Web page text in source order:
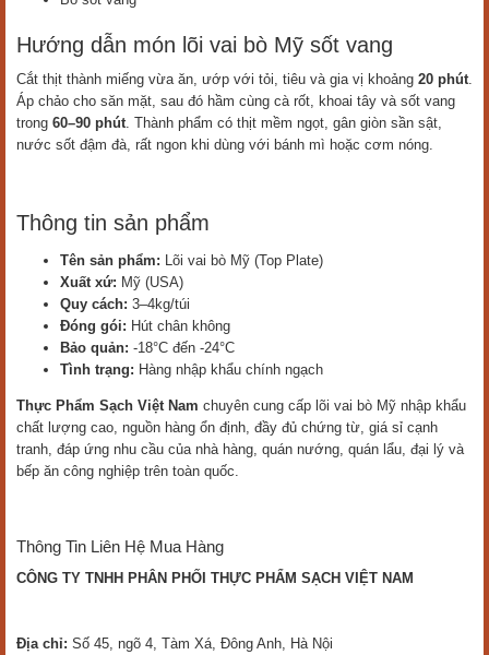
Hướng dẫn món lõi vai bò Mỹ sốt vang
Cắt thịt thành miếng vừa ăn, ướp với tỏi, tiêu và gia vị khoảng 20 phút.
Áp chảo cho săn mặt, sau đó hầm cùng cà rốt, khoai tây và sốt vang
trong 60–90 phút. Thành phẩm có thịt mềm ngọt, gân giòn sần sật,
nước sốt đậm đà, rất ngon khi dùng với bánh mì hoặc cơm nóng.
Thông tin sản phẩm
Tên sản phẩm: Lõi vai bò Mỹ (Top Plate)
Xuất xứ: Mỹ (USA)
Quy cách: 3–4kg/túi
Đóng gói: Hút chân không
Bảo quản: -18°C đến -24°C
Tình trạng: Hàng nhập khẩu chính ngạch
Thực Phẩm Sạch Việt Nam chuyên cung cấp lõi vai bò Mỹ nhập khẩu
chất lượng cao, nguồn hàng ổn định, đầy đủ chứng từ, giá sỉ cạnh
tranh, đáp ứng nhu cầu của nhà hàng, quán nướng, quán lẩu, đại lý và
bếp ăn công nghiệp trên toàn quốc.
Thông Tin Liên Hệ Mua Hàng
CÔNG TY TNHH PHÂN PHỐI THỰC PHẨM SẠCH VIỆT NAM
Địa chỉ: Số 45, ngõ 4, Tàm Xá, Đông Anh, Hà Nội